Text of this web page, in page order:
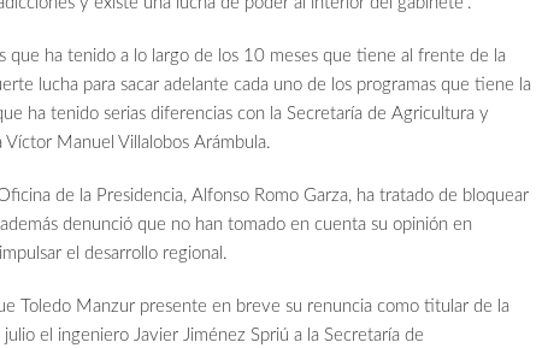
ha tenido a lo largo de los 10 meses que tiene al frente de la
lucha para sacar adelante cada uno de los programas que tiene la
ha tenido serias diferencias con la Secretaría de Agricultura y
Víctor Manuel Villalobos Arámbula.
de la Presidencia, Alfonso Romo Garza, ha tratado de bloquear
denunció que no han tomado en cuenta su opinión en
el desarrollo regional.
Manzur presente en breve su renuncia como titular de la
el ingeniero Javier Jiménez Spriú a la Secretaría de